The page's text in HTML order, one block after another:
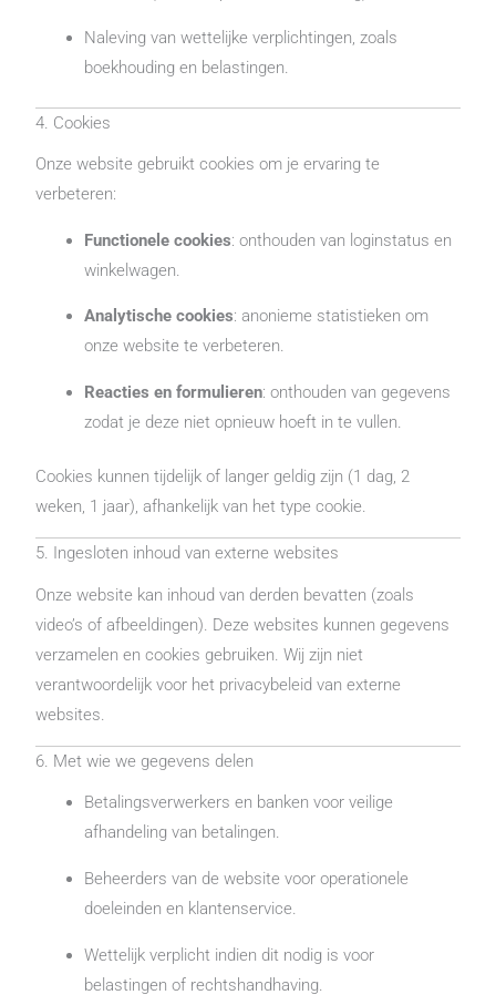
Naleving van wettelijke verplichtingen, zoals
boekhouding en belastingen.
4. Cookies
Onze website gebruikt cookies om je ervaring te
verbeteren:
Functionele cookies: onthouden van loginstatus en
winkelwagen.
Analytische cookies: anonieme statistieken om
onze website te verbeteren.
Reacties en formulieren: onthouden van gegevens
zodat je deze niet opnieuw hoeft in te vullen.
Cookies kunnen tijdelijk of langer geldig zijn (1 dag, 2
weken, 1 jaar), afhankelijk van het type cookie.
5. Ingesloten inhoud van externe websites
Onze website kan inhoud van derden bevatten (zoals
video’s of afbeeldingen). Deze websites kunnen gegevens
verzamelen en cookies gebruiken. Wij zijn niet
verantwoordelijk voor het privacybeleid van externe
websites.
6. Met wie we gegevens delen
Betalingsverwerkers en banken voor veilige
afhandeling van betalingen.
Beheerders van de website voor operationele
doeleinden en klantenservice.
Wettelijk verplicht indien dit nodig is voor
belastingen of rechtshandhaving.